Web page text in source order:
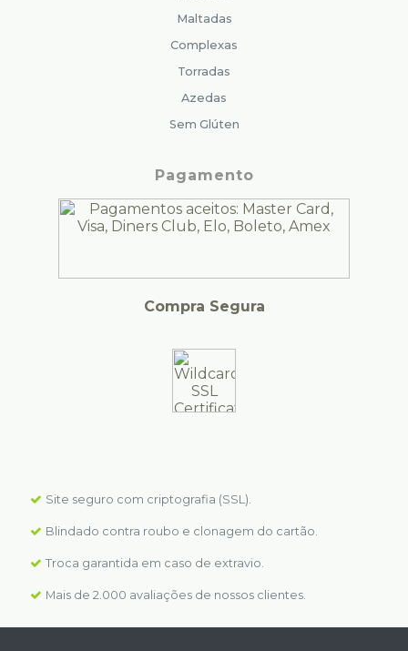
Maltadas
Complexas
Torradas
Azedas
Sem Glúten
Pagamento
Compra Segura
Site seguro com criptografia (SSL).
Blindado contra roubo e clonagem do cartão.
Troca garantida em caso de extravio.
Mais de 2.000 avaliações de nossos clientes.